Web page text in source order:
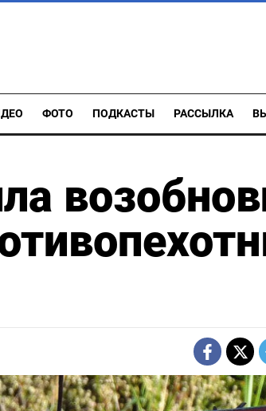
ФОТО ПОДКАСТЫ РАССЫЛКА